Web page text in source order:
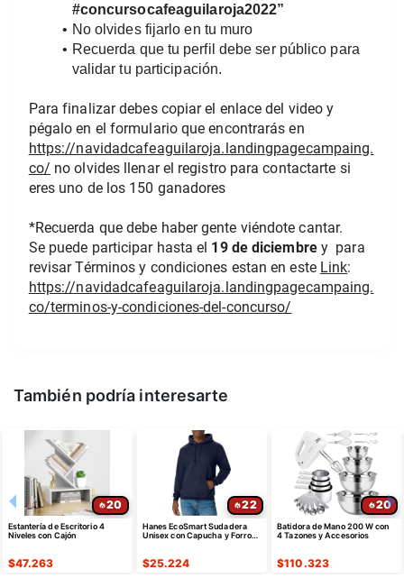
#concursocafeaguilaroja2022”
No olvides fijarlo en tu muro
Recuerda que tu perfil debe ser público para
validar tu participación.
Para finalizar debes copiar el enlace del video y
https://navidadcafeaguilaroja.landingpagecampaing.
co/ no olvides llenar el registro para contactarte si
eres uno de los 150 ganadores
*Recuerda que debe haber gente viéndote cantar.
Se puede participar hasta el 19 de diciembre y  para
revisar Términos y condiciones estan en este Link:
https://navidadcafeaguilaroja.landingpagecampaing.
co/terminos-y-condiciones-del-concurso/
También podría interesarte
20
Estantería de Escritorio 4
Niveles con Cajón
$47.263
22
Hanes EcoSmart Sudadera
Unisex con Capucha y Forro
$25.224
20
Batidora de Mano 200 W con
4 Tazones y Accesorios
$110.323